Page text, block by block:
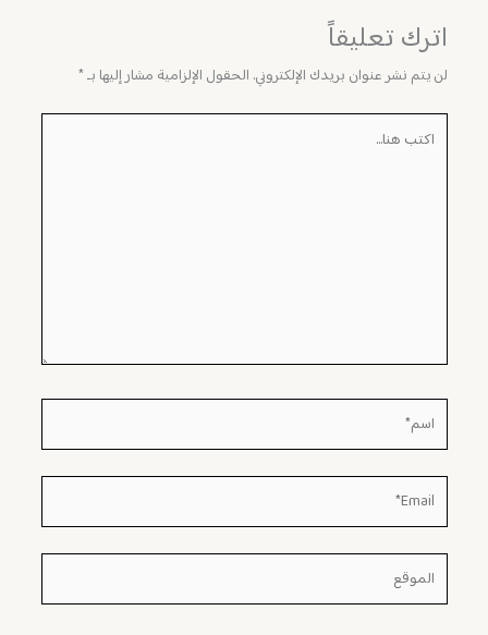
اترك تعليقاً
لن يتم نشر عنوان بريدك الإلكتروني. الحقول الإلزامية مشار إليها بـ*
اسم*
Email*
الموقع